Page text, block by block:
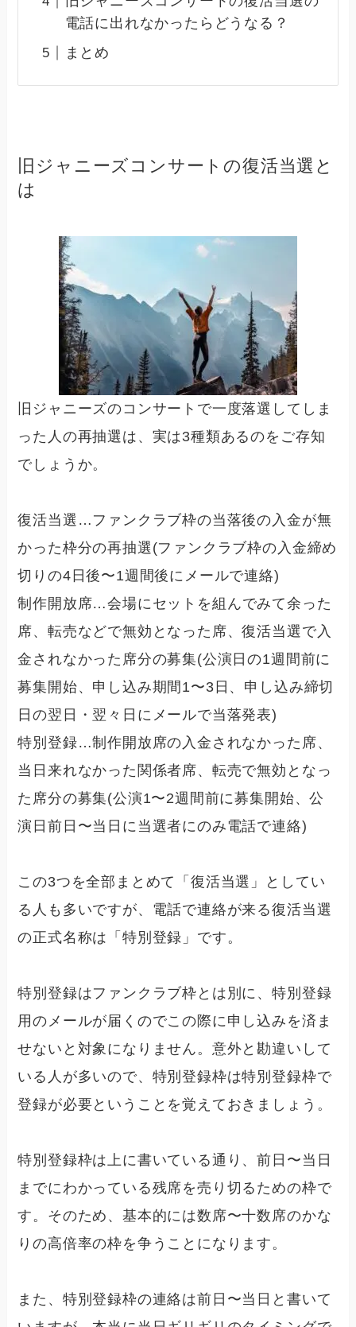
電話に出れなかったらどうなる？
まとめ
旧ジャニーズコンサートの復活当選と
は
旧ジャニーズのコンサートで一度落選してしま
った人の再抽選は、実は3種類あるのをご存知
でしょうか。
復活当選 …ファンクラブ枠の当落後の入金が無
かった枠分の再抽選(ファンクラブ枠の入金締め
切りの4日後〜1週間後にメールで連絡)
制作開放席…会場にセットを組んでみて余った
席、転売などで無効となった席、復活当選で入
金されなかった席分の募集(公演日の1週間前に
募集開始、申し込み期間1〜3日、申し込み締切
日の翌日・翌々日にメールで当落発表)
特別登録…制作開放席の入金されなかった席、
当日来れなかった関係者席、転売で無効となっ
た席分の募集(公演1〜2週間前に募集開始、公
演日前日〜当日に当選者にのみ電話で連絡)
この3つを全部まとめて「復活当選」としてい
る人も多いですが、電話で連絡が来る復活当選
の正式名称は「特別登録」です。
特別登録はファンクラブ枠とは別に、特別登録
用のメールが届くのでこの際に申し込みを済ま
せないと対象になりません。 意外と勘違いして
いる人が多いので、特別登録枠は特別登録枠で
登録が必要ということを覚えておきましょう。
特別登録枠は上に書いている通り、前日〜当日
までにわかっている残席を売り切るための枠で
す。そのため、基本的には数席〜十数席のかな
りの高倍率の枠を争うことになります。
また、特別登録枠の連絡は前日〜当日と書いて